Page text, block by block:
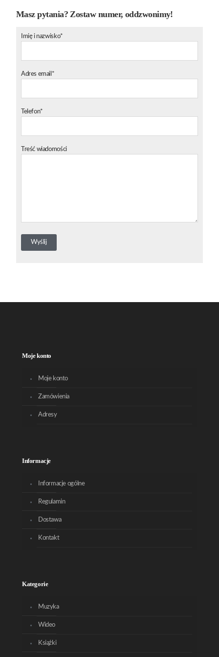
Masz pytania? Zostaw numer, oddzwonimy!
Imię i nazwisko*
Adres email*
Telefon*
Treść wiadomości
Moje konto
Moje konto
Zamówienia
Adresy
Informacje
Informacje ogólne
Regulamin
Dostawa
Kontakt
Kategorie
Muzyka
Wideo
Książki